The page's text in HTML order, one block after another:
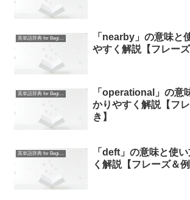
英単語辞典 for Beginners
「nearby」の意味と
やすく解説【フレーズ
英単語辞典 for Beginners
「operational」の意
かりやすく解説【フ
き】
英単語辞典 for Beginners
「deft」の意味と使
く解説【フレーズ＆例